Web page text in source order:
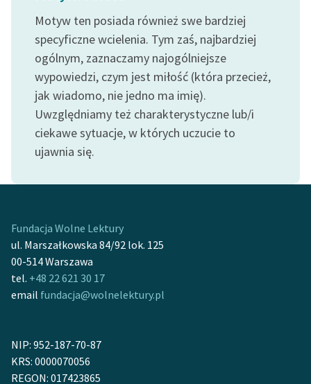
Feministyczne inspiracje.
Popularyzacja
skandynawskiej literatury
feministycznej
Ręce pełne poezji
Kolekcje edukacyjne
twórców przechodzących
Odkurzamy bohaterów
Szkoła Poezji Wolnych
Lektur
Kontakt
O projekcie
Motyw ten posiada również swe bardziej
specyficzne wcielenia. Tym zaś, najbardziej
ogólnym, zaznaczamy najogólniejsze
wypowiedzi, czym jest miłość (która przecież,
jak wiadomo, nie jedno ma imię).
Uwzględniamy też charakterystyczne lub/i
ciekawe sytuacje, w których uczucie to
ujawnia się.
Fundacja Wolne Lektury
ul. Marszałkowska 84/92 lok. 125
00-514 Warszawa
tel. +48 22 621 30 17
email fundacja@wolnelektury.pl
NIP: 952-187-70-87
KRS: 0000070056
REGON: 017423865